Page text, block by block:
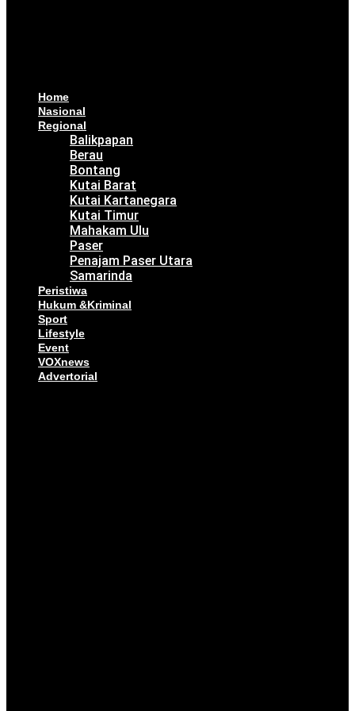
Home
Nasional
Regional
Balikpapan
Berau
Bontang
Kutai Barat
Kutai Kartanegara
Kutai Timur
Mahakam Ulu
Paser
Penajam Paser Utara
Samarinda
Peristiwa
Hukum &Kriminal
Sport
Lifestyle
Event
VOXnews
Advertorial